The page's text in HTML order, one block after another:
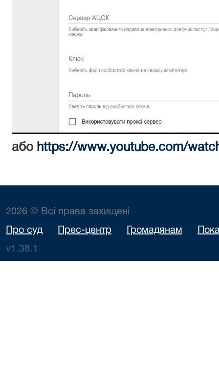
або https://www.youtube.com/
2026 © Всі права захищені
Про суд Прес-центр Громадянам
v1.38.1